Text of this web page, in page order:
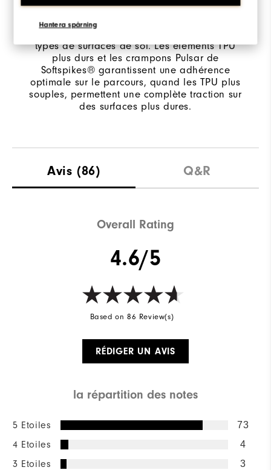
Hantera spårning
Les multiples duromètres en TPU et les
crampons Pulsar de Softspikes® offrent des
types de surfaces de sol. Les éléments TPU
plus durs et les crampons Pulsar de
Softspikes® garantissent une adhérence
optimale sur le parcours, quand les TPU plus
souples, permettent une complète traction sur
des surfaces plus dures.
Avis (86) Q&R
Overall Rating
4.6/5
Based on 86 Review(s)
RÉDIGER UN AVIS
la répartition des notes
5 Etoiles 73
4 Etoiles 4
3 Etoiles 3